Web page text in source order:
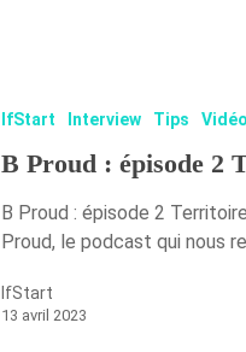
IfStart Interview Tips Vidéo
B Proud : épisode 2
B Proud : épisode 2
Proud, le podcast qui nous
IfStart
13 avril 2023